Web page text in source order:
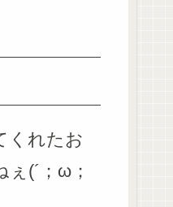
くれたお
(´；ω；